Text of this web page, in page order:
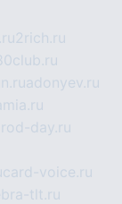
2rich.ru
adonyev.ru
day.ru
card-voice.ru
tlt.ru